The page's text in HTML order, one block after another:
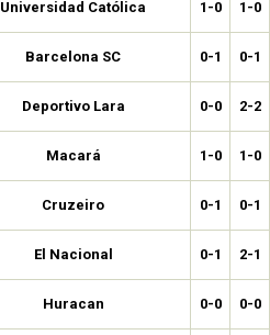
Universidad Católica 1-0 1-0
Barcelona SC 0-1 0-1
Deportivo Lara 0-0 2-2
Macará 1-0 1-0
Cruzeiro 0-1 0-1
El Nacional 0-1 2-1
Huracan 0-0 0-0